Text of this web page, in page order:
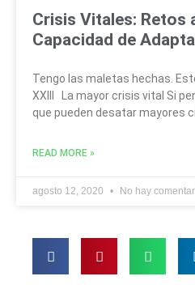
Crisis Vitales: Retos
Capacidad de
Tengo las maletas hechas.
XXIII La mayor crisis vital Si
que pueden desatar mayores
READ MORE »
agosto 12, 2020 No hay